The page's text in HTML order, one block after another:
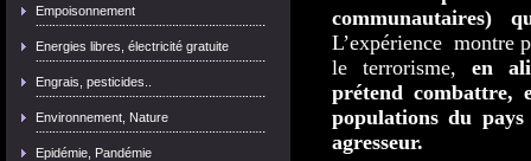
Empoisonnement
Energies libres, électricité gratuite
Engrais, pesticides..
Environnement, Nature
Epidémie, Pandémie
communautaires)
L’expérience montre
le terrorisme, en
prétend combattre,
populations du pays
agresseur.